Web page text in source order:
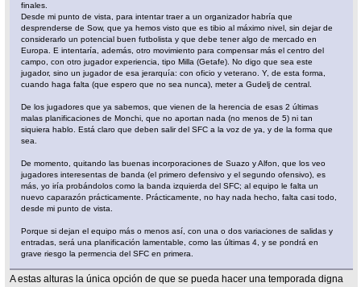
finales.
Desde mi punto de vista, para intentar traer a un organizador habría que
desprenderse de Sow, que ya hemos visto que es tibio al máximo nivel, sin dejar de
considerarlo un potencial buen futbolista y que debe tener algo de mercado en
Europa. E intentaría, además, otro movimiento para compensar más el centro del
campo, con otro jugador experiencia, tipo Milla (Getafe). No digo que sea este
jugador, sino un jugador de esa jerarquía: con oficio y veterano. Y, de esta forma,
cuando haga falta (que espero que no sea nunca), meter a Gudelj de central.
De los jugadores que ya sabemos, que vienen de la herencia de esas 2 últimas
malas planificaciones de Monchi, que no aportan nada (no menos de 5) ni tan
siquiera hablo. Está claro que deben salir del SFC a la voz de ya, y de la forma que
sea.
De momento, quitando las buenas incorporaciones de Suazo y Alfon, que los veo
jugadores interesentas de banda (el primero defensivo y el segundo ofensivo), es
más, yo iría probándolos como la banda izquierda del SFC; al equipo le falta un
nuevo caparazón prácticamente. Prácticamente, no hay nada hecho, falta casi todo,
desde mi punto de vista.
Porque si dejan el equipo más o menos así, con una o dos variaciones de salidas y
entradas, será una planificación lamentable, como las últimas 4, y se pondrá en
grave riesgo la permencia del SFC en primera.
A estas alturas la única opción de que se pueda hacer una temporada digna